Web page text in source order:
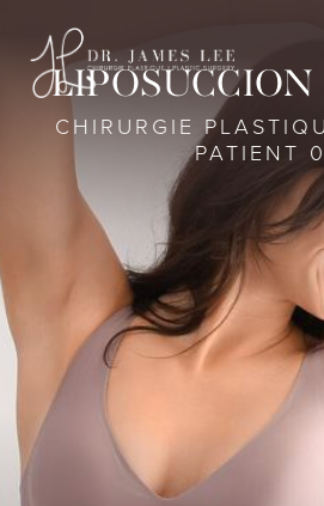
LIPOSUCCION
CHIRURGIE
PATIENT